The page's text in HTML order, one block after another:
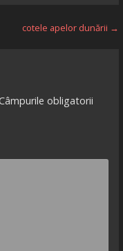
cotele apelor dunării →
obligatorii